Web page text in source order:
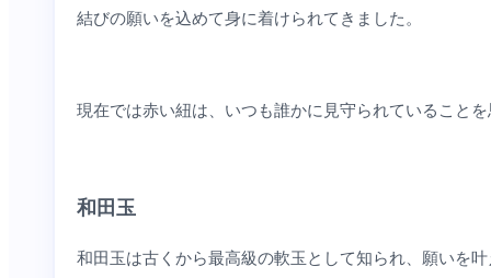
結びの願いを込めて身に着けられてきました。
現在では赤い紐は、いつも誰かに見守られていること
和田玉
和田玉は古くから最高級の軟玉として知られ、願いを